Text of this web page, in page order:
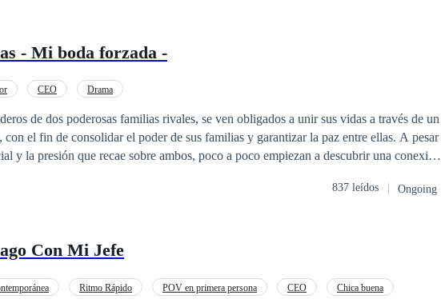
- Mi boda forzada -
CEO Drama
de dos poderosas familias rivales, se ven obligados a unir sus vidas a través de un
con el fin de consolidar el poder de sus familias y garantizar la paz entre ellas. A pesar
y la presión que recae sobre ambos, poco a poco empiezan a descubrir una conexión
para desestabilizar su compromiso y la alianza entre sus familias. Un clan criminal
el peligro no solo para proteger su futuro, sino también para proteger a sus
837 leídos Ongoing
Con Mi Jefe
Ritmo Rápido POV en primera persona CEO
Chica buena